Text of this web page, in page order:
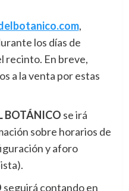
,
los días de
recinto. En breve,
a la venta por estas
BOTÁNICO se irá
sobre horarios de
y aforo
seguirá contando en